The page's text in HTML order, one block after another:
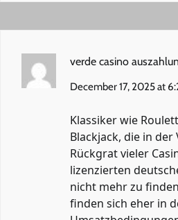
verde casino
December 17, 2025 at
Klassiker wie
Blackjack, die in
Rückgrat vieler
lizenzierten
nicht mehr zu
finden sich eher in